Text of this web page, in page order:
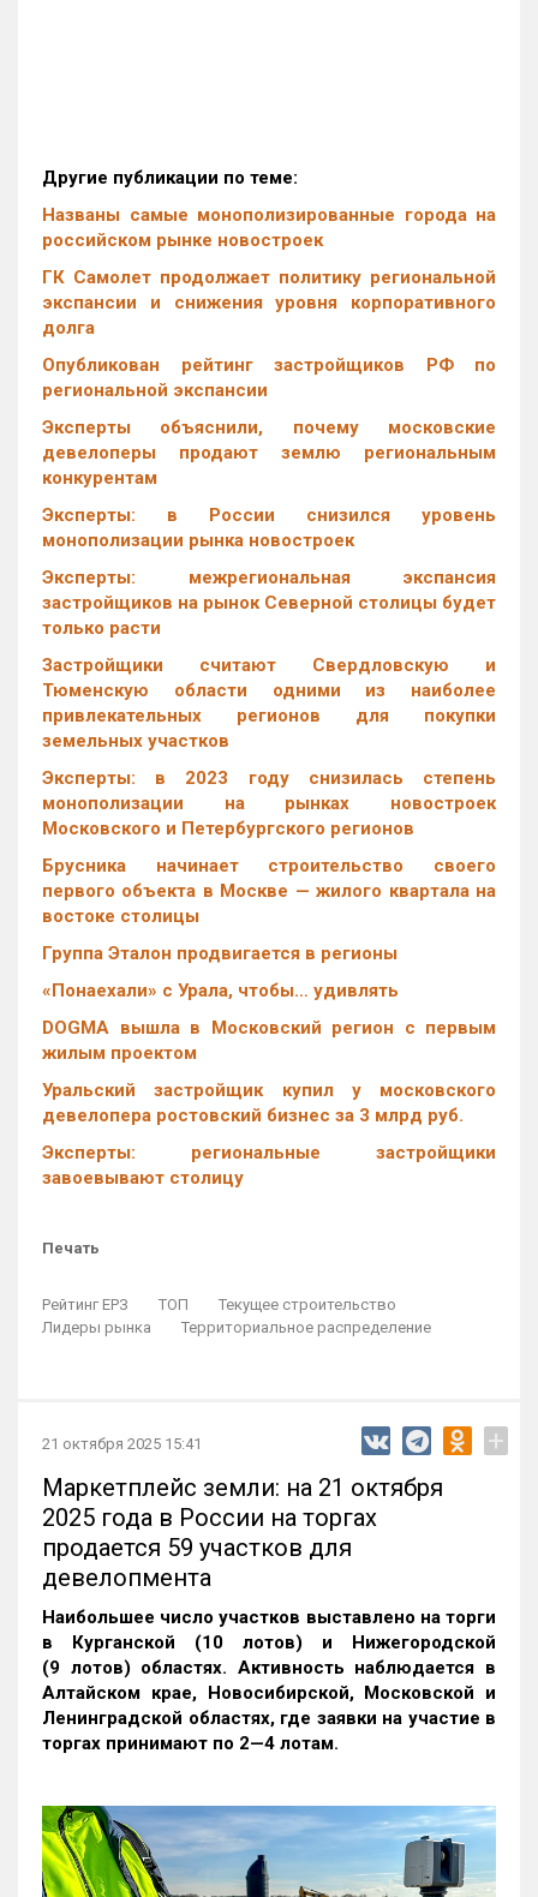
Другие публикации по теме:
Названы самые монополизированные города на
российском рынке новостроек
ГК Самолет продолжает политику региональной
экспансии и снижения уровня корпоративного
долга
Опубликован рейтинг застройщиков РФ по
региональной экспансии
Эксперты объяснили, почему московские
девелоперы продают землю региональным
конкурентам
Эксперты: в России снизился уровень
монополизации рынка новостроек
Эксперты: межрегиональная экспансия
застройщиков на рынок Северной столицы будет
только расти
Застройщики считают Свердловскую и
Тюменскую области одними из наиболее
привлекательных регионов для покупки
земельных участков
Эксперты: в 2023 году снизилась степень
монополизации на рынках новостроек
Московского и Петербургского регионов
Брусника начинает строительство своего
первого объекта в Москве — жилого квартала на
востоке столицы
Группа Эталон продвигается в регионы
«Понаехали» с Урала, чтобы… удивлять
DOGMA вышла в Московский регион с первым
жилым проектом
Уральский застройщик купил у московского
девелопера ростовский бизнес за 3 млрд руб.
Эксперты: региональные застройщики
завоевывают столицу
Печать
Рейтинг ЕРЗ ТОП
Текущее строительство
Лидеры рынка
Территориальное распределение
21 октября 2025 15:41 +
Маркетплейс земли: на 21 октября
2025 года в России на торгах
продается 59 участков для
девелопмента
Наибольшее число участков выставлено на торги
в Курганской (10 лотов) и Нижегородской
(9 лотов) областях. Активность наблюдается в
Алтайском крае, Новосибирской, Московской и
Ленинградской областях, где заявки на участие в
торгах принимают по 2—4 лотам.